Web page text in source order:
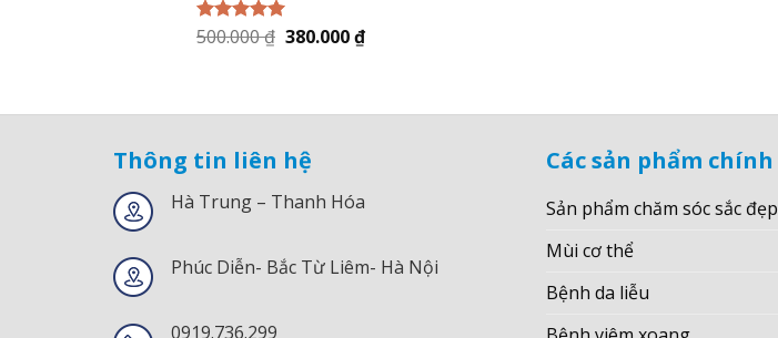
Được xếp
5.005
500.000₫ 380.000₫
Thông tin liên hệ
Hà Trung – Thanh Hóa
Phúc Diễn- Bắc Từ Liêm- Hà Nội
0919.736.299
Các sản phẩm chính
Sản phẩm chăm sóc sắc đẹp
Mùi cơ thể
Bệnh da liễu